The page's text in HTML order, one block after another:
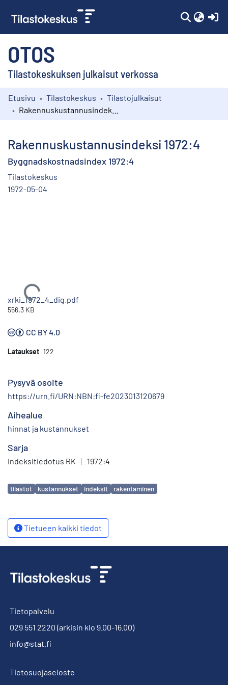
OTOS
Tilastokeskuksen julkaisut verkossa
Kokoelmat
Etusivu Tilastokeskus
Tilastojulkaisut
Rakennuskustannusindeksi 1972:4
Byggnadskostnadsindex 1972:4
Tilastokeskus
1972-05-04
Ladataan...
xrki_1972_4_dig.pdf
556.3 KB
CC BY 4.0
Lataukset 122
Pysyvä osoite
https://urn.fi/URN:NBN:fi-fe2023013120679
Aihealue
hinnat ja kustannukset
Sarja
Indeksitiedotus RK | 1972:4
Avainsanat
tilastot kustannukset indeksit rakentaminen
Tietueen kaikki tiedot
Tietopalvelu
029 551 2220 (arkisin klo 9.00-16.00)
info@stat.fi
Tietosuojaseloste